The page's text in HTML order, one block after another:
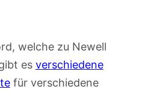
welche zu Newell
es verschiedene
für verschiedene